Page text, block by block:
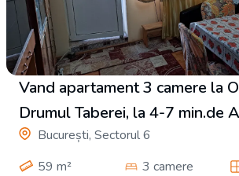
Vand apartament 3 camere la
Drumul Taberei, la 4-7 min.de
120 - 117.000 EUR
București, Sectorul 6
59 m² 3 camere